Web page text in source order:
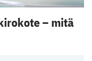
– mitä